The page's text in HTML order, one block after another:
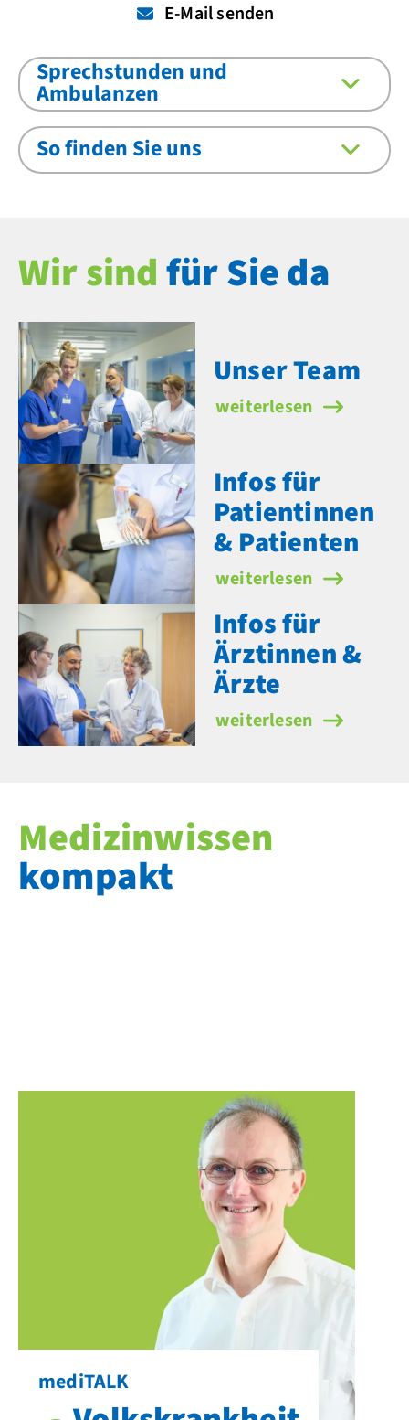
E-Mail senden
Sprechstunden und
Ambulanzen
So finden Sie uns
Wir sindfür Sie da
Unser Team
Unser Team
weiterlesen
Infos für
Patientinnen
& Patienten
Infos für Patientinnen
weiterlesen
Infos für
Ärztinnen &
Ärzte
Infos für Ärztinnen &
weiterlesen
Medizinwissen
kompakt
mediTALK